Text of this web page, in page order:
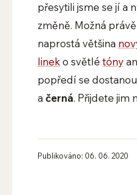
přesytili jsme se jí a
změně. Možná
naprostá většina
lineko světlé tóny
popředí se dostanou
a černá. Přijdete jim
Publikováno: 06. 06. 2020